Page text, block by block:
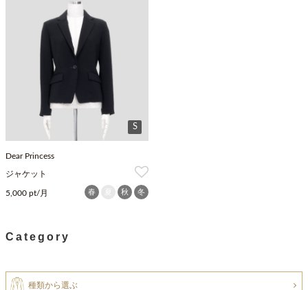
S
Dear Princess
ジャケット
5,000 pt/月 春 秋 冬
Category
種類から選ぶ